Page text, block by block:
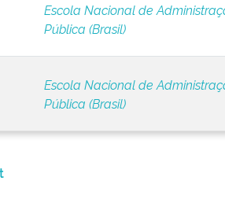
Escola Nacional de
Pública (Brasil)
Escola Nacional de
Pública (Brasil)